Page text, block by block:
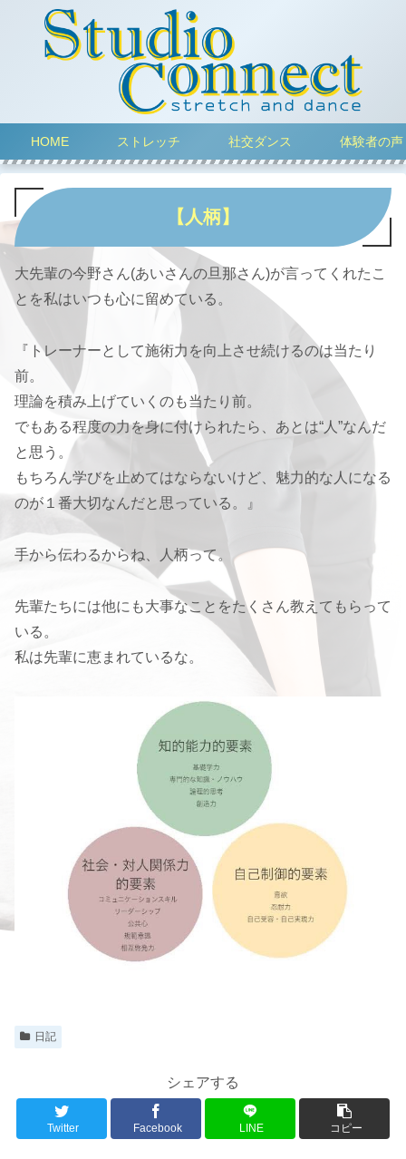
HOME ストレッチ 社交ダンス 体験者の声
【人柄】
大先輩の今野さん(あいさんの旦那さん)が言ってくれたこ
とを私はいつも心に留めている。
『トレーナーとして施術力を向上させ続けるのは当たり
前。
理論を積み上げていくのも当たり前。
でもある程度の力を身に付けられたら、あとは“人”なんだ
と思う。
もちろん学びを止めてはならないけど、魅力的な人になる
のが１番大切なんだと思っている。』
手から伝わるからね、人柄って。
先輩たちには他にも大事なことをたくさん教えてもらって
いる。
私は先輩に恵まれているな。
日記
シェアする
Twitter Facebook LINE コピー